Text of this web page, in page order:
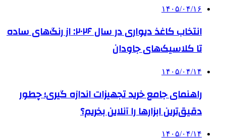
۱۴۰۵/۰۴/۱۶
انتخاب کاغذ دیواری در سال ۲۰۲۶: از رنگ‌های ساده
تا کلاسیک‌های جاودان
۱۴۰۵/۰۴/۱۴
راهنمای جامع خرید تجهیزات اندازه گیری؛ چطور
دقیق‌ترین ابزارها را آنلاین بخریم؟
۱۴۰۵/۰۴/۱۴